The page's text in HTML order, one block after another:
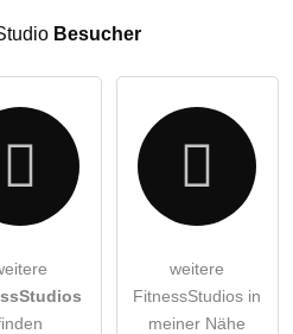
ich zur Kenntnis genommen.
Besucher
weitere
FitnessStudios in
meiner Nähe